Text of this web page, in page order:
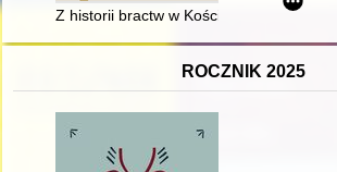
Z historii bractw w Kościele w Polsce -
ROCZNIK 2025